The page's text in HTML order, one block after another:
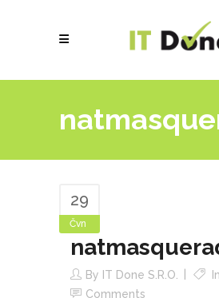
29
Čvn
By IT Done S.r.o.
In
Comments